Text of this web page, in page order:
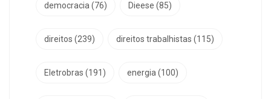
democracia(76) Dieese (85)
direitos (239) direitos trabalhistas (115)
Eletrobras (191) energia(100)